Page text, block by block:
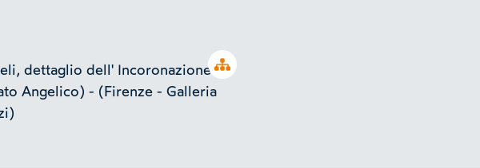
Open tree
dettaglio dell' Incoronazione
Angelico) - (Firenze - Galleria